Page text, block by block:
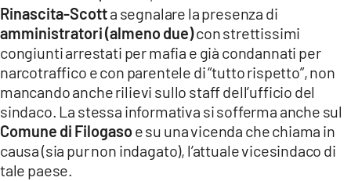
Rinascita-Scotta segnalare la presenza di
amministratori (almeno due)con strettissimi
congiunti arrestati per mafia e già condannati per
narcotraffico e con parentele di “tutto rispetto”, non
mancando anche rilievi sullo staff dell’ufficio del
sindaco. La stessa informativa si sofferma anche sul
Comune di Filogasoe su una vicenda che chiama in
causa (sia pur non indagato), l’attuale vicesindaco di
tale paese.